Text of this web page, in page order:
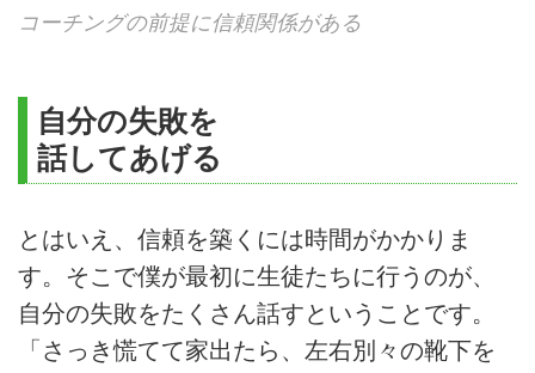
コーチングの前提に信頼関係がある
自分の失敗を
話してあげる
とはいえ、信頼を築くには時間がかかりま
す。そこで僕が最初に生徒たちに行うのが、
自分の失敗をたくさん話すということです。
「さっき慌てて家出たら、左右別々の靴下を